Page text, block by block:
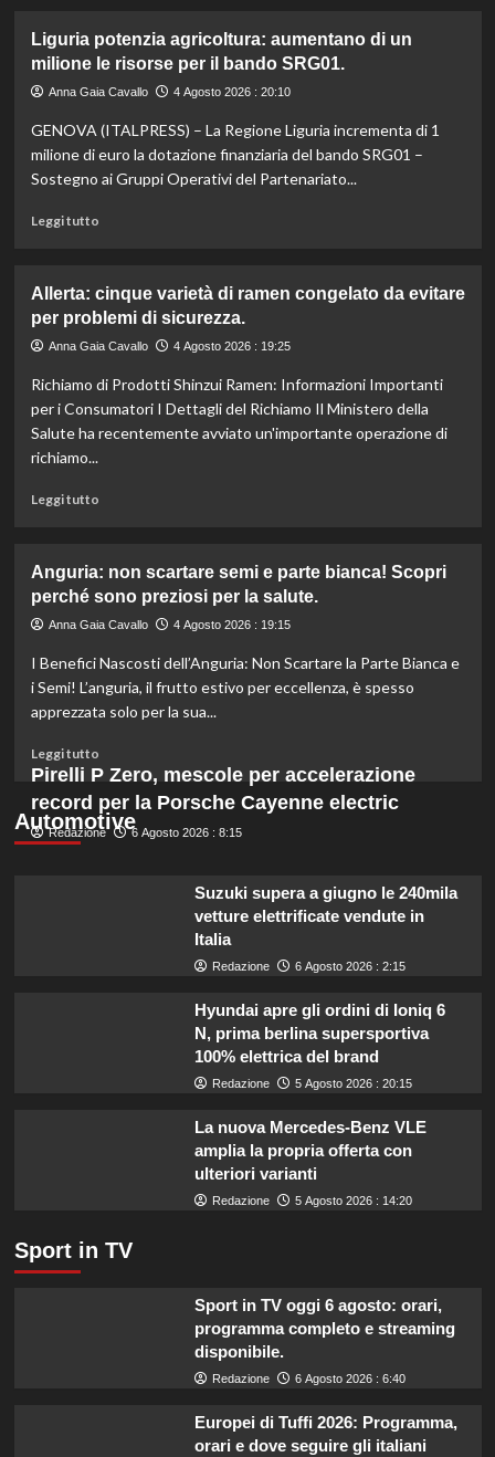
colpite
da
calamità.
Ultraprocessati
e
salute:
mangiare
bene
con
Liguria potenzia agricoltura: aumentano di un
milione le risorse per il bando SRG01.
Anna Gaia Cavallo 4 Agosto 2026 : 20:10
GENOVA (ITALPRESS) – La Regione Liguria incrementa di 1
milione di euro la dotazione finanziaria del bando SRG01 –
Sostegno ai Gruppi Operativi del Partenariato...
Leggi tuttoLeggi
Liguria
potenzia
agricoltura:
di
un
milione
Allerta: cinque varietà di ramen congelato da evitare
per problemi di sicurezza.
Anna Gaia Cavallo 4 Agosto 2026 : 19:25
Richiamo di Prodotti Shinzui Ramen: Informazioni Importanti
per i Consumatori I Dettagli del Richiamo Il Ministero della
Salute ha recentemente avviato un'importante operazione di
richiamo...
Leggi tuttoLeggi
Allerta:
cinque
varietà
ramen
congelato
problemi
sicurezza.
Anguria: non scartare semi e parte bianca! Scopri
perché sono preziosi per la salute.
Anna Gaia Cavallo 4 Agosto 2026 : 19:15
I Benefici Nascosti dell’Anguria: Non Scartare la Parte Bianca e
i Semi! L’anguria, il frutto estivo per eccellenza, è spesso
apprezzata solo per la sua...
Leggi tuttoLeggi
di
su
Anguria:
Automotive
Pirelli P Zero, mescole per accelerazione
record per la Porsche Cayenne electric
Redazione 6 Agosto 2026 : 8:15
Suzuki supera a giugno le 240mila
vetture elettrificate vendute in
Italia
Redazione 6 Agosto 2026 : 2:15
Hyundai apre gli ordini di Ioniq 6
N, prima berlina supersportiva
100% elettrica del brand
Redazione 5 Agosto 2026 : 20:15
La nuova Mercedes-Benz VLE
amplia la propria offerta con
ulteriori varianti
Redazione 5 Agosto 2026 : 14:20
Sport in TV
Sport in TV oggi 6 agosto: orari,
programma completo e streaming
disponibile.
Redazione 6 Agosto 2026 : 6:40
Europei di Tuffi 2026: Programma,
orari e dove seguire gli italiani